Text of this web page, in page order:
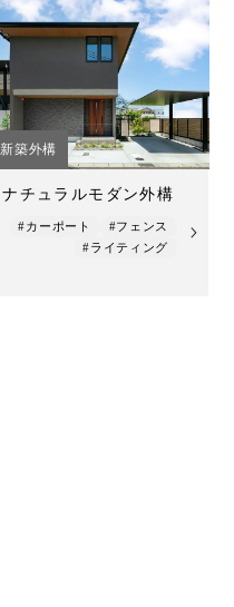
新築外構
ナチュラルモダン外構
#カーポート
#フェンス
#ライティング